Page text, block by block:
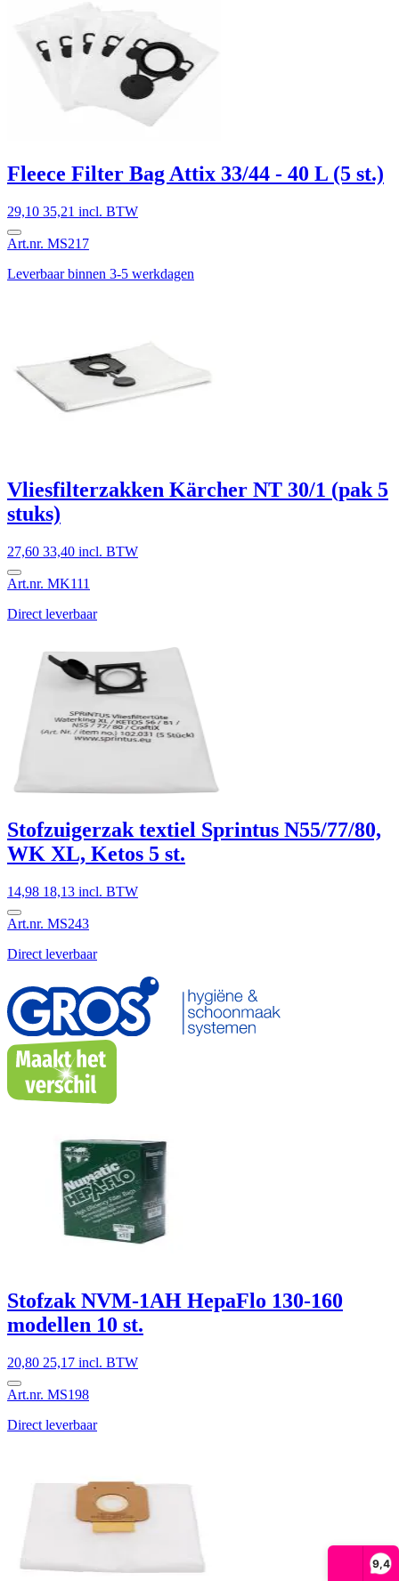
9,4
Fleece Filter Bag Attix 33/44 - 40 L (5 st.)
29,10 35,21 incl. BTW
Art.nr. MS217
Leverbaar binnen 3-5 werkdagen
Vliesfilterzakken Kärcher NT 30/1 (pak 5
stuks)
27,60 33,40 incl. BTW
Art.nr. MK111
Direct leverbaar
Stofzuigerzak textiel Sprintus N55/77/80,
WK XL, Ketos 5 st.
14,98 18,13 incl. BTW
Art.nr. MS243
Direct leverbaar
Stofzak NVM-1AH HepaFlo 130-160
modellen 10 st.
20,80 25,17 incl. BTW
Art.nr. MS198
Direct leverbaar